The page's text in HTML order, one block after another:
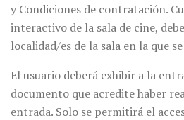
y Condiciones de contratación.
interactivo de la sala de cine,
localidad/es de la sala en la que
El usuario deberá exhibir a la
documento que acredite haber
entrada. Solo se permitirá el